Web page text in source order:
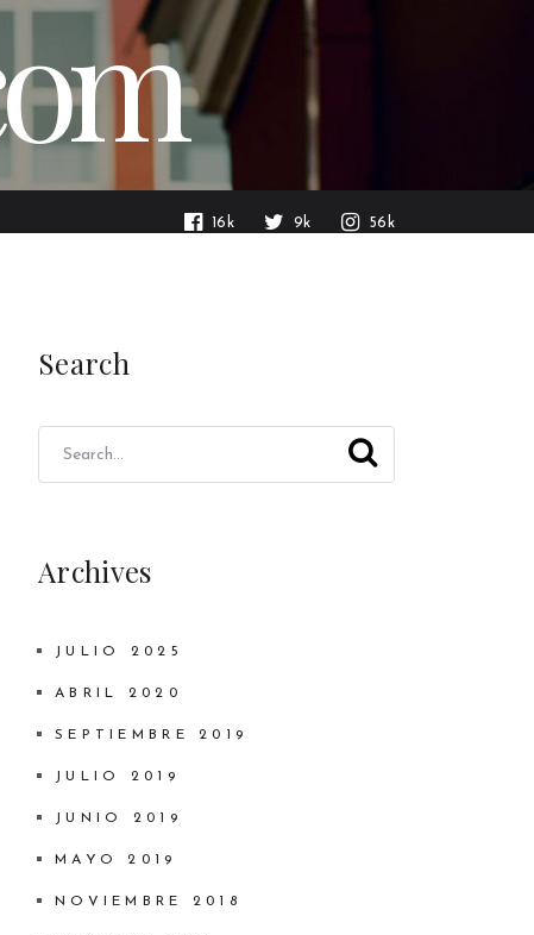
16k 9k 56k
Search
Archives
JULIO 2025
ABRIL 2020
SEPTIEMBRE 2019
JULIO 2019
JUNIO 2019
MAYO 2019
NOVIEMBRE 2018